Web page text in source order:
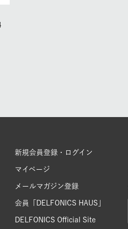
新規会員登録・ログイン
マイページ
メールマガジン登録
会員「DELFONICS HAUS」
DELFONICS Official Site